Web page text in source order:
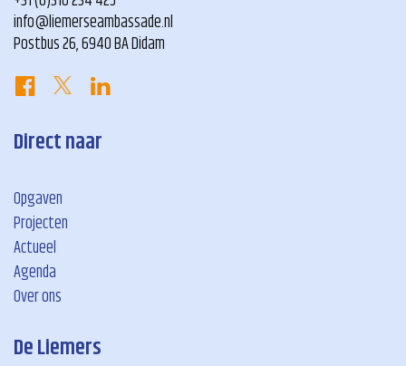
info@liemerseambassade.nl
Postbus 26, 6940 BA Didam
Direct naar
Opgaven
Projecten
Actueel
Agenda
Over ons
De Liemers